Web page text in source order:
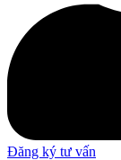
Đăng ký tư vấn